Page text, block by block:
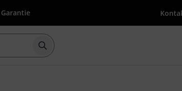
Suche mit Suchwort {searchTerm}